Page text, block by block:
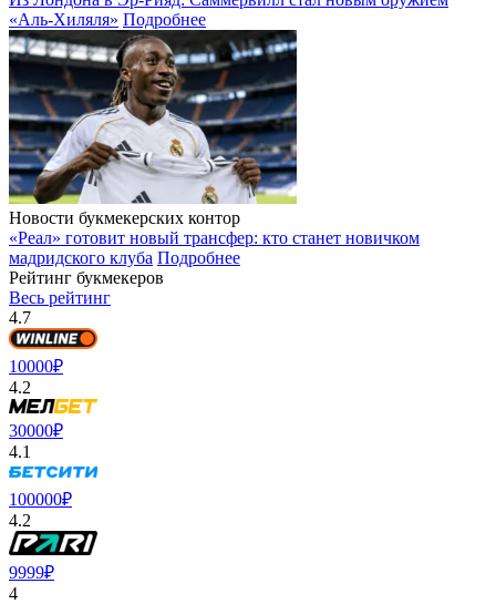
«Аль-Хиляля» Подробнее
Новости букмекерских контор
«Реал» готовит новый трансфер: кто станет новичком
мадридского клуба Подробнее
Рейтинг букмекеров
Весь рейтинг
4.7
10000₽
4.2
30000₽
4.1
100000₽
4.2
9999₽
4